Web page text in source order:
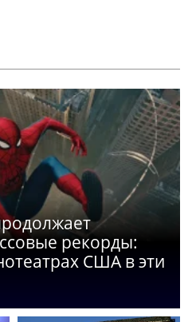
рекорды:
США в эти